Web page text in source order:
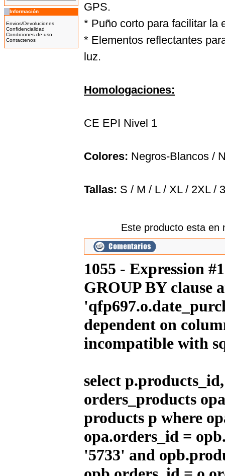
Bicicleta Eléctrica Niño 100w
14''
425.00EUR
---------
Información
Envios/Devoluciones
Confidencialidad
Condiciones de uso
Contactenos
GPS.
* Puño corto para facilitar la
* Elementos reflectantes
luz.
Homologaciones:
CE EPI Nivel 1
Colores: Negros-Blancos /
Tallas: S / M / L / XL / 2XL /
Este producto esta en
1055 - Expression
GROUP BY clause
dependent on
incompatible with
select
orders_products
products p where
opa.orders_id =
'5733' and